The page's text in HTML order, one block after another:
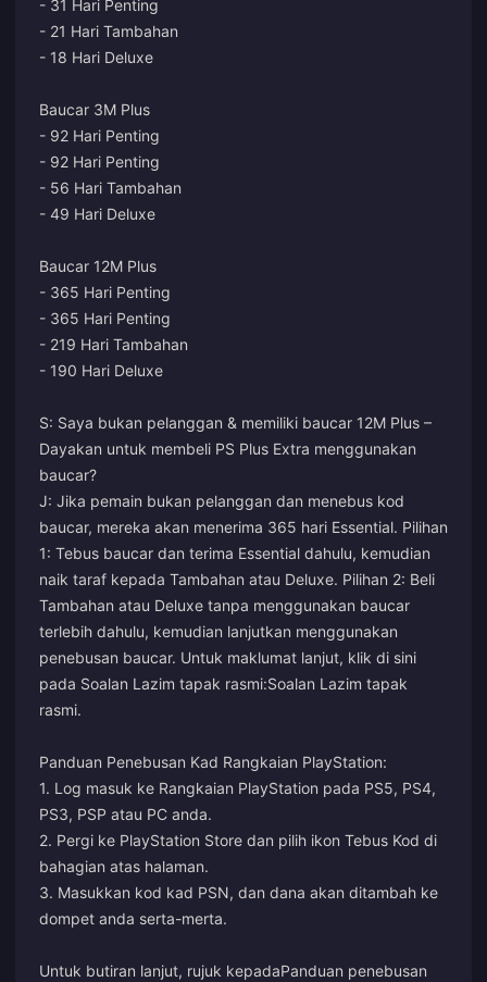
- 31 Hari Penting
- 21 Hari Tambahan
- 18 Hari Deluxe
Baucar 3M Plus
- 92 Hari Penting
- 92 Hari Penting
- 56 Hari Tambahan
- 49 Hari Deluxe
Baucar 12M Plus
- 365 Hari Penting
- 365 Hari Penting
- 219 Hari Tambahan
- 190 Hari Deluxe
S: Saya bukan pelanggan & memiliki baucar 12M Plus –
Dayakan untuk membeli PS Plus Extra menggunakan
baucar?
J: Jika pemain bukan pelanggan dan menebus kod
baucar, mereka akan menerima 365 hari Essential. Pilihan
1: Tebus baucar dan terima Essential dahulu, kemudian
naik taraf kepada Tambahan atau Deluxe. Pilihan 2: Beli
Tambahan atau Deluxe tanpa menggunakan baucar
terlebih dahulu, kemudian lanjutkan menggunakan
penebusan baucar. Untuk maklumat lanjut, klik di sini
pada Soalan Lazim tapak rasmi:Soalan Lazim tapak
rasmi.
Panduan Penebusan Kad Rangkaian PlayStation:
1. Log masuk ke Rangkaian PlayStation pada PS5, PS4,
PS3, PSP atau PC anda.
2. Pergi ke PlayStation Store dan pilih ikon Tebus Kod di
bahagian atas halaman.
3. Masukkan kod kad PSN, dan dana akan ditambah ke
dompet anda serta-merta.
Untuk butiran lanjut, rujuk kepadaPanduan penebusan